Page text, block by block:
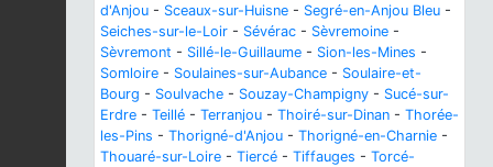
d'Anjou - Sceaux-sur-Huisne - Segré-en-Anjou Bleu -
Seiches-sur-le-Loir - Sévérac - Sèvremoine -
Sèvremont - Sillé-le-Guillaume - Sion-les-Mines -
Somloire - Soulaines-sur-Aubance - Soulaire-et-
Bourg - Soulvache - Souzay-Champigny - Sucé-sur-
Erdre - Teillé - Terranjou - Thoiré-sur-Dinan - Thorée-
les-Pins - Thorigné-d'Anjou - Thorigné-en-Charnie -
Thouaré-sur-Loire - Tiercé - Tiffauges - Torcé-